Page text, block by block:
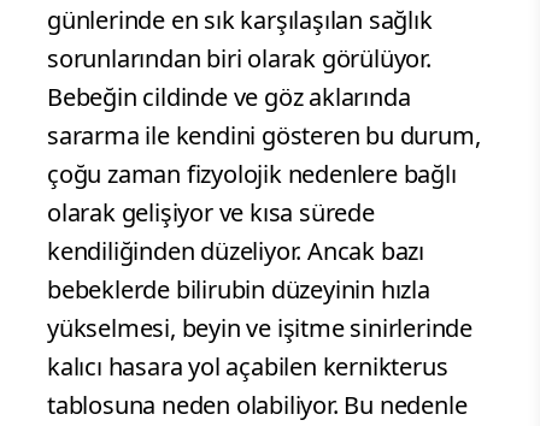
günlerinde en sık karşılaşılan sağlık
sorunlarından biri olarak görülüyor.
Bebeğin cildinde ve göz aklarında
sararma ile kendini gösteren bu durum,
çoğu zaman fizyolojik nedenlere bağlı
olarak gelişiyor ve kısa sürede
kendiliğinden düzeliyor. Ancak bazı
bebeklerde bilirubin düzeyinin hızla
yükselmesi, beyin ve işitme sinirlerinde
kalıcı hasara yol açabilen kernikterus
tablosuna neden olabiliyor. Bu nedenle